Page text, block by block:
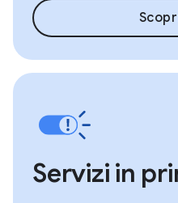
Servizi in